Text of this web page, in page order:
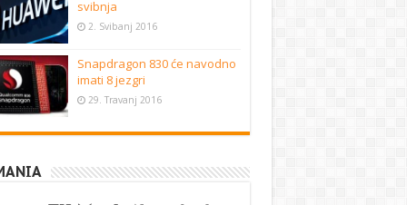
svibnja
2. Svibanj 2016
Snapdragon 830 će navodno
imati 8 jezgri
29. Travanj 2016